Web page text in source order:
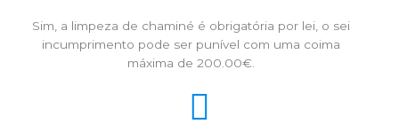
Sim, a limpeza de chaminé é obrigatória por lei, o sei
incumprimento pode ser punível com uma coima
máxima de 200.00€.